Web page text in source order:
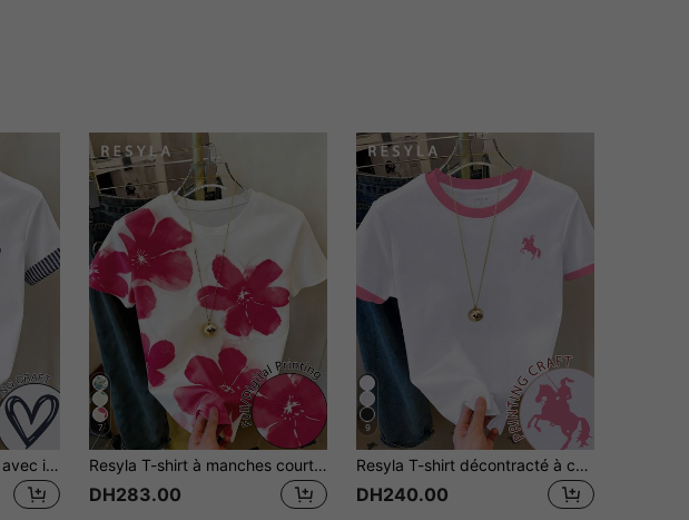
Resyla T-shirt à col rond avec imprimé cœur et patchwork rayé pour femmes
7
Resyla T-shirt à manches courtes imprimé floral, polyvalent et décontracté pour un port quotidien pour femmes
DH283.00
9
Resyla T-shirt décontracté à col rond à manches courtes avec imprimé graphique et bordure contrastée pour femmes
DH240.00